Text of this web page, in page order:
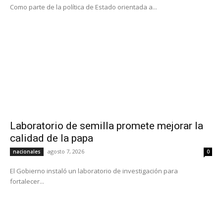
Como parte de la política de Estado orientada a...
Laboratorio de semilla promete mejorar la
calidad de la papa
nacionales agosto 7, 2026 0
El Gobierno instaló un laboratorio de investigación para
fortalecer...